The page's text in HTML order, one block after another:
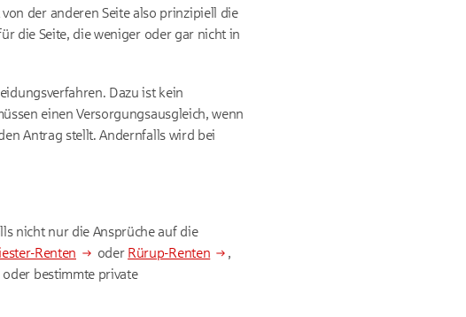
der anderen Seite also prinzipiell die
die Seite, die weniger oder gar nicht in
Dazu ist kein
einen Versorgungsausgleich, wenn
Antrag stellt. Andernfalls wird bei
nicht nur die Ansprüche auf die
Renten oder Rürup-Renten
,
bestimmte private